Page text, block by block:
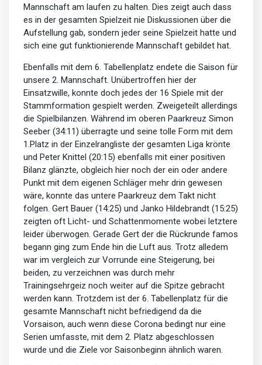
Mannschaft am laufen zu halten. Dies zeigt auch dass
es in der gesamten Spielzeit nie Diskussionen über die
Aufstellung gab, sondern jeder seine Spielzeit hatte und
sich eine gut funktionierende Mannschaft gebildet hat.
Ebenfalls mit dem 6. Tabellenplatz endete die Saison für
unsere 2. Mannschaft. Unübertroffen hier der
Einsatzwille, konnte doch jedes der 16 Spiele mit der
Stammformation gespielt werden. Zweigeteilt allerdings
die Spielbilanzen. Während im oberen Paarkreuz Simon
Seeber (34:11) überragte und seine tolle Form mit dem
1.Platz in der Einzelrangliste der gesamten Liga krönte
und Peter Knittel (20:15) ebenfalls mit einer positiven
Bilanz glänzte, obgleich hier noch der ein oder andere
Punkt mit dem eigenen Schläger mehr drin gewesen
wäre, konnte das untere Paarkreuz dem Takt nicht
folgen. Gert Bauer (14:25) und Janko Hildebrandt (15:25)
zeigten oft Licht- und Schattenmomente wobei letztere
leider überwogen. Gerade Gert der die Rückrunde famos
begann ging zum Ende hin die Luft aus. Trotz alledem
war im vergleich zur Vorrunde eine Steigerung, bei
beiden, zu verzeichnen was durch mehr
Trainingsehrgeiz noch weiter auf die Spitze gebracht
werden kann. Trotzdem ist der 6. Tabellenplatz für die
gesamte Mannschaft nicht befriedigend da die
Vorsaison, auch wenn diese Corona bedingt nur eine
Serien umfasste, mit dem 2. Platz abgeschlossen
wurde und die Ziele vor Saisonbeginn ähnlich waren.